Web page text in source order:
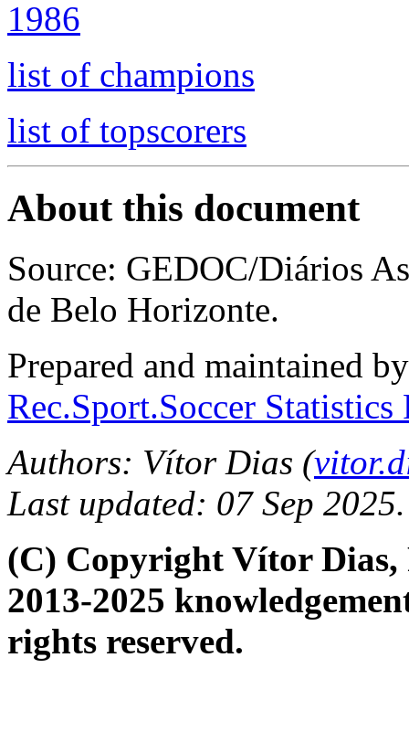
1986
list of champions
list of topscorers
About this document
Source: GEDOC/Diários
de Belo Horizonte.
Prepared and maintained
Rec.Sport.Soccer
Authors: Vítor Dias (
Last updated: 07 Sep 2025.
(C) Copyright Vítor Dias,
2013-2025
rights reserved.